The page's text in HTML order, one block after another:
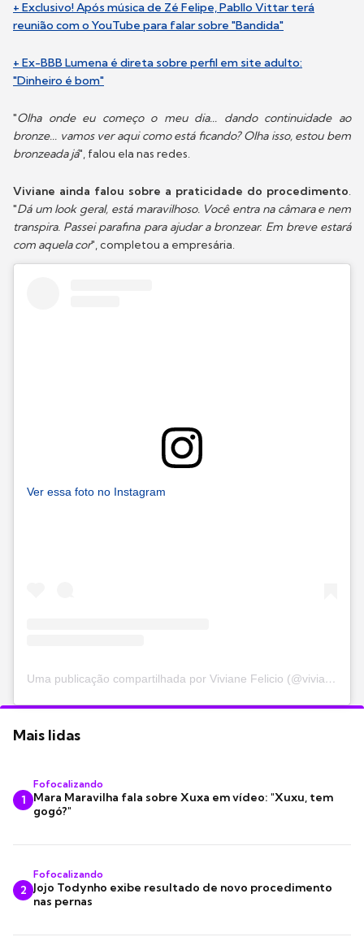
+ Exclusivo! Após música de Zé Felipe, Pabllo Vittar terá
reunião com o YouTube para falar sobre "Bandida"
+ Ex-BBB Lumena é direta sobre perfil em site adulto:
"Dinheiro é bom"
"Olha onde eu começo o meu dia... dando continuidade ao
bronze... vamos ver aqui como está ficando? Olha isso, estou bem
bronzeada já", falou ela nas redes.
Viviane ainda falou sobre a praticidade do procedimento.
"Dá um look geral, está maravilhoso. Você entra na câmara e nem
transpira. Passei parafina para ajudar a bronzear. Em breve estará
com aquela cor", completou a empresária.
Ver essa foto no Instagram
Uma publicação compartilhada por Viviane Felicio (@viviane.tube)
Mais lidas
1
Fofocalizando
Mara Maravilha fala sobre Xuxa em vídeo: "Xuxu, tem
gogó?"
2
Fofocalizando
Jojo Todynho exibe resultado de novo procedimento
nas pernas